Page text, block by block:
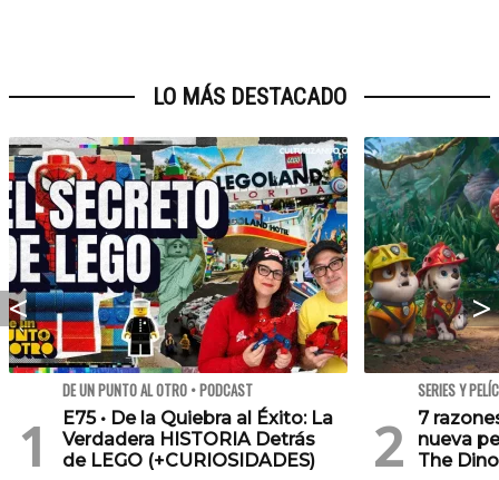
LO MÁS DESTACADO
DE UN PUNTO AL OTRO • PODCAST
E75 • De la Quiebra al Éxito: La
Verdadera HISTORIA Detrás
de LEGO (+CURIOSIDADES)
SERIES Y
7
nueva
The